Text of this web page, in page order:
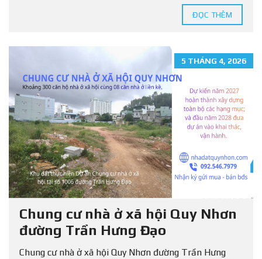
ĐỌC THÊM
5 THÁNG 4, 2026
Chung cư nhà ở xã hội Quy Nhơn
đường Trần Hưng Đạo
Chung cư nhà ở xã hội Quy Nhơn đường Trần Hưng